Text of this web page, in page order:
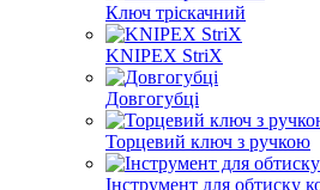
Ключ тріскачний
KNIPEX StriX
Довгогубці
Торцевий ключ з ручкою
Інструмент для обтиску